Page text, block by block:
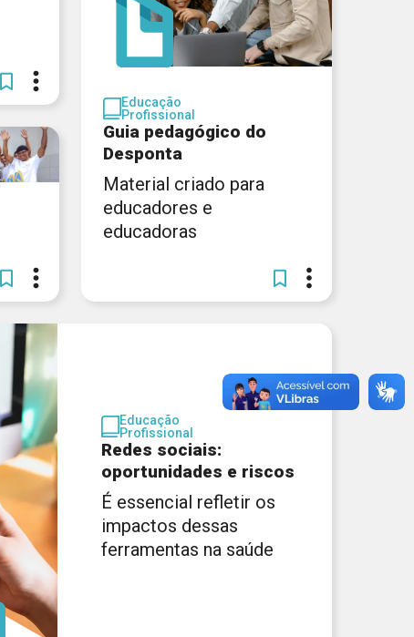
Educação
Profissional
Guia pedagógico do
Desponta
Material criado para
educadores e
educadoras
Educação
Profissional
Redes sociais:
oportunidades e riscos
É essencial refletir os
impactos dessas
ferramentas na saúde